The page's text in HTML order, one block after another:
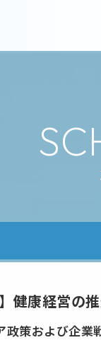
】健康経営の
政策および企業